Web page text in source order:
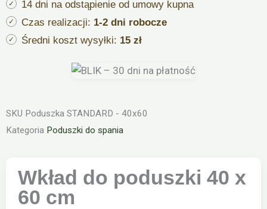
14 dni na odstąpienie od umowy kupna
Czas realizacji: 1-2 dni robocze
Średni koszt wysyłki: 15 zł
SKU Poduszka STANDARD - 40x60
Kategoria Poduszki do spania
Wkład do poduszki 40 x
60 cm